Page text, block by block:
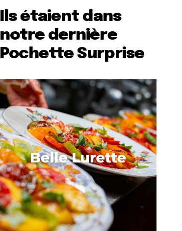
Ils étaient dans
notre dernière
Pochette Surprise